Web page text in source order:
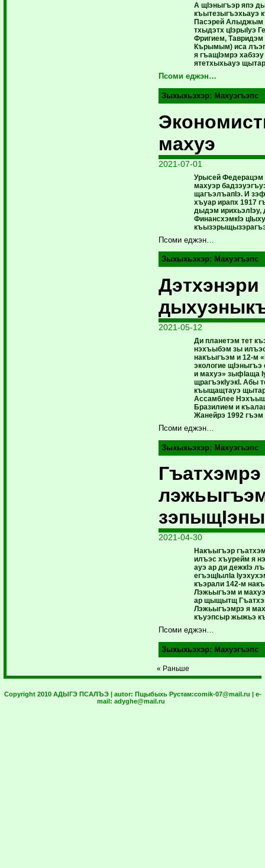
А щIэныгъэр япэ
къытезыгъэхьауэ
Пасэрей Алыджым
тхыдэтх цIэрыIуэ
Фригием,
Кърымым) иса
я гъащIэмрэ
ятетхыхьауэ
Псоми еджэн…
Зыхыхьэхэр: Махуэгъэпс
махуэ
2021-07-01
Урысей
махуэр
щагъэлъапIэ. И
хъуар ирапх 1917
дыдэм ирихьэлIэу,
ФинансхэмкIэ
Псоми еджэн…
Зыхыхьэхэр: Махуэгъэпс
Дэтхэнэри
2021-05-12
Ди планетэм тет
нэхъыбэм зы
накъыгъэм и 12-м
экологие
и махуэ» зыфIаща
щрагъэкIуэкI. Абы
къыщащтауэ
Ассамблее
Бразилием и
Жанейрэ 1992
Псоми еджэн…
Зыхыхьэхэр: Махуэгъэпс
Гъатхэмрэ
2021-04-30
Накъыгъэр
илъэс хъурейм я
ауэ ар ди дежкIэ
егъэщIылIа
къэрали 142-м
Лэжьыгъэм и
ар щыщытщ
Лэжьыгъэмрэ я
къуэпсыр жыжьэ
Псоми еджэн…
Зыхыхьэхэр: Махуэгъэпс
« Раньше
Copyright 2010 АДЫГЭ ПСАЛЪЭ | autor: Пщыбыхь Рустам:comik-07@mail.ru | e-
mail: adyghe@mail.ru